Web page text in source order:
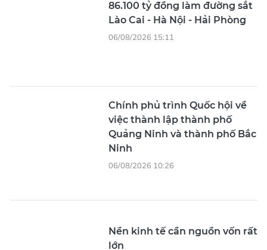
86.100 tỷ đồng làm đường sắt
Lào Cai - Hà Nội - Hải Phòng
06/08/2026 15:11
Chính phủ trình Quốc hội về
việc thành lập thành phố
Quảng Ninh và thành phố Bắc
Ninh
06/08/2026 10:26
Nền kinh tế cần nguồn vốn rất
lớn